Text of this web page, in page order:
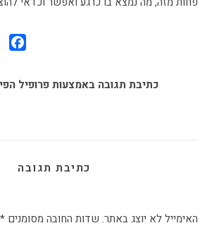
כתיבת תגובה באמצעות פרופיל
כתיבת תגובה
האימייל לא יוצג באתר. שדות החובה מסומנים *